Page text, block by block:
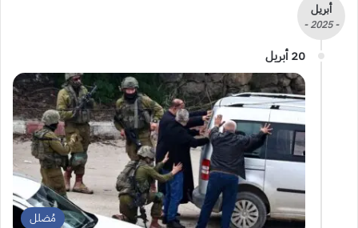
أبريل
- 2025 -
20 أبريل
مُضلل